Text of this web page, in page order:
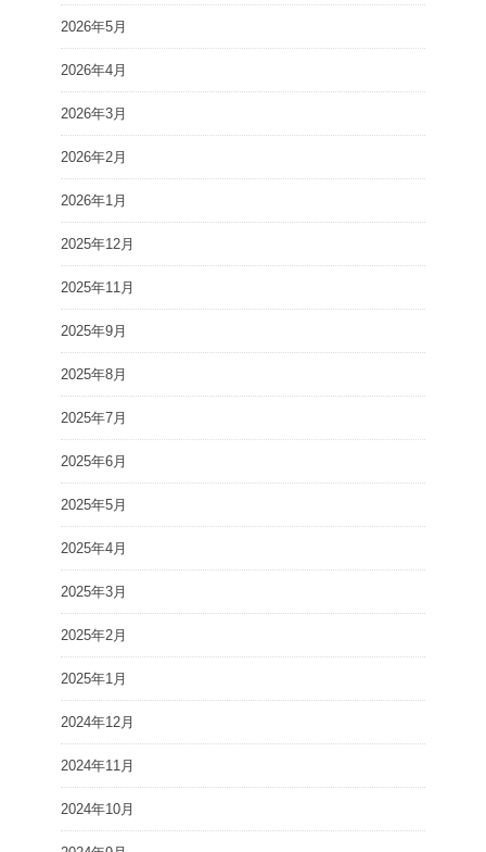
2026年5月
2026年4月
2026年3月
2026年2月
2026年1月
2025年12月
2025年11月
2025年9月
2025年8月
2025年7月
2025年6月
2025年5月
2025年4月
2025年3月
2025年2月
2025年1月
2024年12月
2024年11月
2024年10月